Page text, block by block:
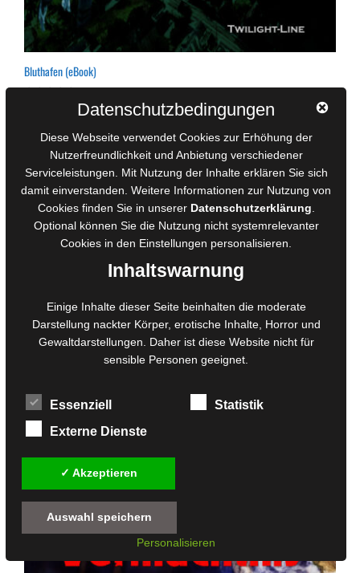
Bluthafen (eBook)
inkl. MwSt.
Datenschutzbedingungen
Diese Webseite verwendet Cookies zur Erhöhung der
Nutzerfreundlichkeit und Anbietung verschiedener
Serviceleistungen. Mit Nutzung der Inhalte erklären Sie sich
damit einverstanden. Weitere Informationen zur Nutzung von
Cookies finden Sie in unserer Datenschutzerklärung
Optional können Sie die Nutzung nicht systemrelevanter
Cookies in den Einstellungen personalisieren.
Inhaltswarnung
Einige Inhalte dieser Seite beinhalten die moderate
Darstellung nackter Körper, erotische Inhalte, Horror und
Gewaltdarstellungen. Daher ist diese Website nicht für
sensible Personen geeignet.
Essenziell
Statistik
Externe Dienste
✓ Akzeptieren
Auswahl speichern
Personalisieren